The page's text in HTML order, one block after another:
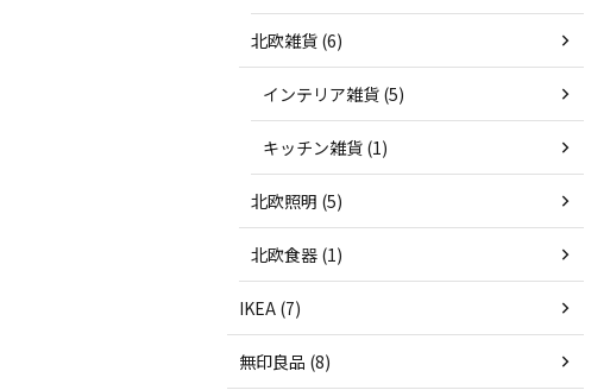
北欧雑貨 (6)
インテリア雑貨 (5)
キッチン雑貨 (1)
北欧照明 (5)
北欧食器 (1)
IKEA (7)
無印良品 (8)